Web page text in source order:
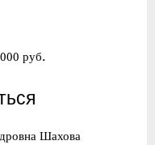
руб.
Шахова